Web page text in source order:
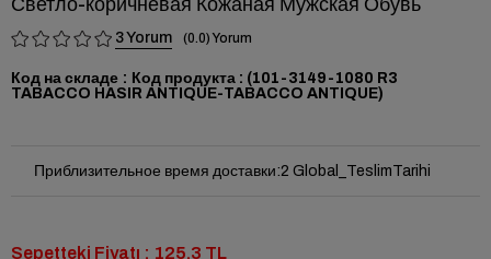
Светло-коричневая Кожаная Мужская Обувь
3 0.0
Код на складе
(101-3149-1080 R3
TABACCO HASIR ANTIQUE-TABACCO ANTIQUE)
Приблизительное время доставки:2 Global_TeslimTarihi
Sepetteki Fiyatı : 125,3 TL